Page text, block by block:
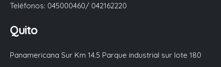
Teléfonos: 045000460/ 042162220
Quito
Panamericana Sur Km 14.5 Parque industrial sur lote 180